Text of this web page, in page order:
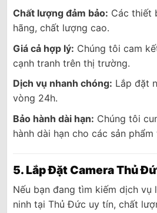
Chất lượng đảm bảo: Các thiết
hãng, chất lượng cao.
Giá cả hợp lý: Chúng tôi cam
cạnh tranh trên thị trường.
Dịch vụ nhanh chóng: Lắp đặt
vòng 24h.
Bảo hành dài hạn: Chúng tôi
hành dài hạn cho các sản
5. Lắp Đặt Camera Thủ
Nếu bạn đang tìm kiếm dịch vụ
ninh tại Thủ Đức uy tín, chất